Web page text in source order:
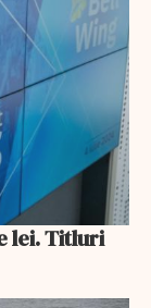
lei. Titluri